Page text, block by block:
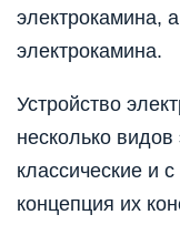
электрокамина,
электрокамина.
Устройство
несколько
классические и
концепция их